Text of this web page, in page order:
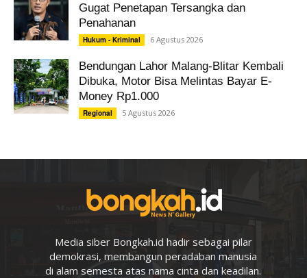
Gugat Penetapan Tersangka dan
Penahanan
Hukum - Kriminal 6 Agustus 2026
Bendungan Lahor Malang-Blitar Kembali
Dibuka, Motor Bisa Melintas Bayar E-
Money Rp1.000
Regional 5 Agustus 2026
Media siber Bongkah.id hadir sebagai pilar
demokrasi, membangun peradaban manusia
di alam semesta atas nama cinta dan keadilan.